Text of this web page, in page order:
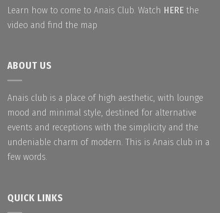
Learn how to come to Anais Club. Watch HERE the
video and find the map
ABOUT US
Anais club is a place of high aesthetic, with lounge
mood and minimal style, destined for alternative
events and receptions with the simplicity and the
undeniable charm of modern. This is Anais club in a
few words.
QUICK LINKS